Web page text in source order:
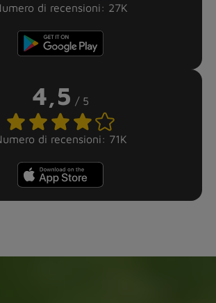
di recensioni: 27K
4,5 / 5
di recensioni: 71K